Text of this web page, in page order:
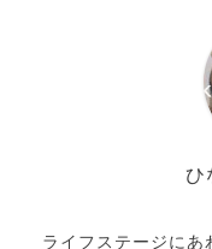
ライフステージにあ